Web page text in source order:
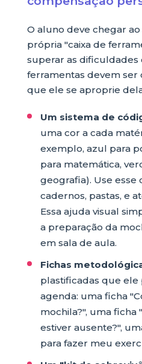
O aluno deve chegar
própria "caixa de
superar as dificuldades
ferramentas devem ser
que ele se aproprie
Um sistema de
uma cor a cada
exemplo, azul para
para matemática,
geografia). Use esse
cadernos, pastas, e
Essa ajuda visual
a preparação da
em sala de aula.
Fichas
plastificadas que
agenda: uma ficha
mochila?", uma ficha
estiver ausente?",
para fazer meu